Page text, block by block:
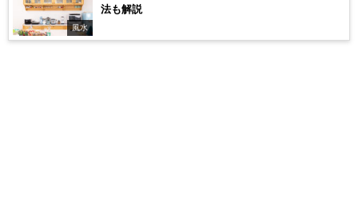
風水
法も解説